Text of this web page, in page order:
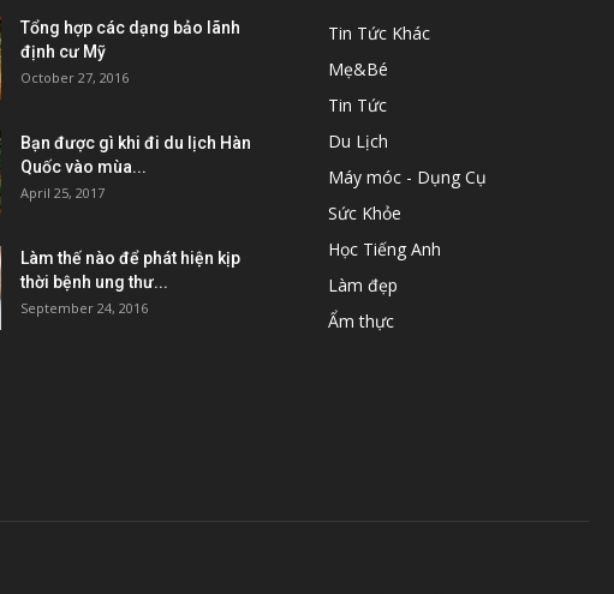
Tổng hợp các dạng bảo lãnh
định cư Mỹ
October 27, 2016
Bạn được gì khi đi du lịch Hàn
Quốc vào mùa...
April 25, 2017
Làm thế nào để phát hiện kịp
thời bệnh ung thư...
September 24, 2016
Tin Tức Khác
Mẹ&Bé
Tin Tức
Du Lịch
Máy móc - Dụng Cụ
Sức Khỏe
Học Tiếng Anh
Làm đẹp
Ẩm thực